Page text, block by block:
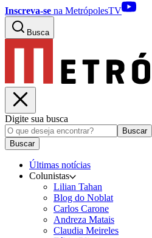
Inscreva-se na MetrópolesTV
Busca
Digite sua busca
Buscar
Buscar
Últimas notícias
Colunistas
Lilian Tahan
Blog do Noblat
Carlos Carone
Andreza Matais
Claudia Meireles